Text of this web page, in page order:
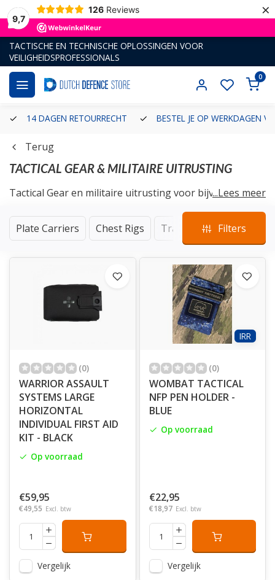
9,7
126 Reviews ×
TACTISCHE EN TECHNISCHE OPLOSSINGEN VOOR
VEILIGHEIDSPROFESSIONALS
0
14 DAGEN RETOURRECHT BESTEL JE OP WERKDAGEN
Terug
TACTICAL GEAR & MILITAIRE UITRUSTING
Tactical Gear en militaire uitrusting voor bijvoorbeeld
politieagent. We hebben onder andere tactical gear van
tactische merken als Ghosthood, Frog.Pro, Terra B,
Clawgear, Helikon-Tex, Carinthia, First Tactical, Cytac,
Princeton Tec, Alta Industries, Casio, Bollé, Swisseye en
...Lees meer
Plate Carriers Chest Rigs Training PlatesFilters
(0)
WARRIOR ASSAULT
SYSTEMS LARGE
HORIZONTAL
INDIVIDUAL FIRST AID
KIT - BLACK
Op voorraad
€59,95
€49,55 Excl. btw
Vergelijk
IRR
(0)
WOMBAT TACTICAL
NFP PEN HOLDER -
BLUE
Op voorraad
€22,95
€18,97 Excl. btw
Vergelijk